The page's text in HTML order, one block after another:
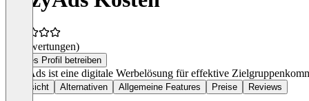
(0 Bewertungen)
Dieses Profil betreiben
EazyAds ist eine digitale Werbelösung für effektive
Übersicht Alternativen Allgemeine Features Preise Reviews